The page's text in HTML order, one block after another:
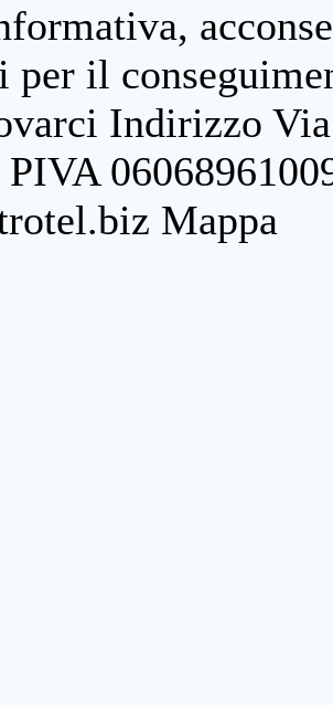
per il
Indirizzo
Mappa